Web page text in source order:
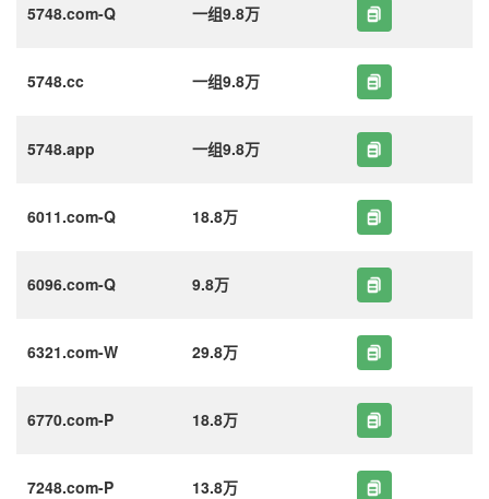
5748.com-Q 一组9.8万
5748.cc 一组9.8万
5748.app 一组9.8万
6011.com-Q 18.8万
6096.com-Q 9.8万
6321.com-W 29.8万
6770.com-P 18.8万
7248.com-P 13.8万